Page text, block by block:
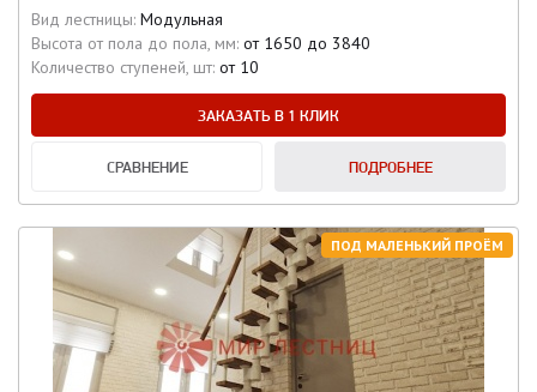
Вид лестницы: Модульная
Высота от пола до пола, мм: от 1650 до 3840
Количество ступеней, шт: от 10
ЗАКАЗАТЬ В 1 КЛИК
СРАВНЕНИЕ ПОДРОБНЕЕ
ПОД МАЛЕНЬКИЙ ПРОЁМ